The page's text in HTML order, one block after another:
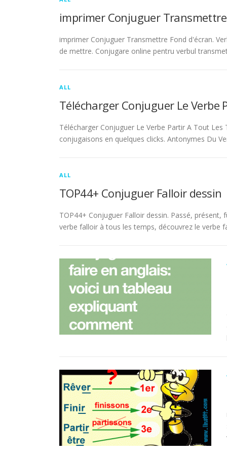
imprimer Conjuguer
imprimer Conjuguer Transmettre Fond d'écran.
de mettre. Conjugare online pentru verbul
ALL
Télécharger Conjuguer Le Verbe
Télécharger Conjuguer Le Verbe Partir A Tout
conjugaisons en quelques clicks. Antonymes Du
ALL
TOP44+ Conjuguer Falloir dessin
TOP44+ Conjuguer Falloir dessin. Passé,
verbe falloir à tous les temps, découvrez le verbe